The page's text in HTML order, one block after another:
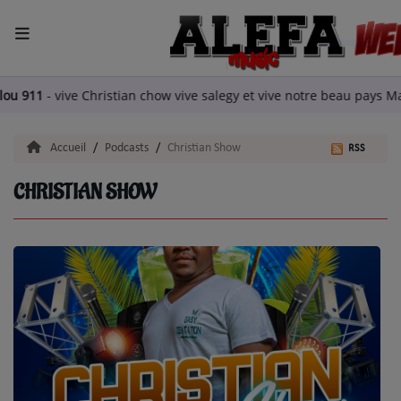
Philou 911-vive Christian chow vive salegy et vive notre beau
ACCUEIL
LA RADIO
ARTISTES
TITRES DIFFUSÉS
EMISSIONS
EQUIPE
QUI SOMMES NOUS?
Accueil Podcasts Christian Show RSS
CHRISTIAN SHOW